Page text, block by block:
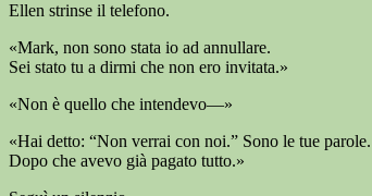
Ellen strinse il telefono.
«Mark, non sono stata io ad annullare.
Sei stato tu a dirmi che non ero invitata.»
«Non è quello che intendevo—»
«Hai detto: “Non verrai con noi.” Sono le tue parole.
Dopo che avevo già pagato tutto.»